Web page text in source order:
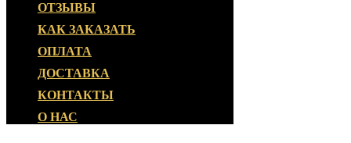
ОТЗЫВЫ
КАК ЗАКАЗАТЬ
ОПЛАТА
ДОСТАВКА
КОНТАКТЫ
О НАС